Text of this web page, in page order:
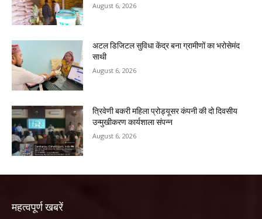
August 6, 2026
अटल डिजिटल सुविधा केंद्र बना ग्रामीणों का भरोसेमंद
साथी
August 6, 2026
त्रिवेणी बकरी महिला प्रोड्यूसर कंपनी की दो दिवसीय
उन्मुखीकरण कार्यशाला संपन्न
August 6, 2026
महत्वपूर्ण खबरें